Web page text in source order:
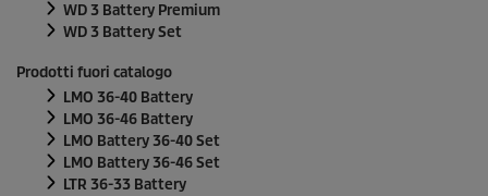
WD 3 Battery Premium
WD 3 Battery Set
Prodotti fuori catalogo
LMO 36-40 Battery
LMO 36-46 Battery
LMO Battery 36-40 Set
LMO Battery 36-46 Set
LTR 36-33 Battery